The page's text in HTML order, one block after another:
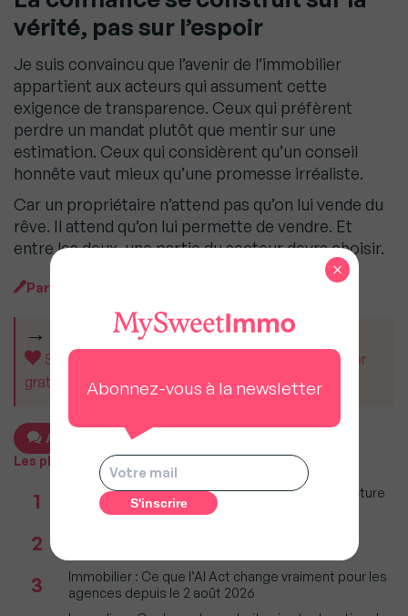
vérité, pas sur l’espoir
Je suis convaincu que l’avenir de l’immobilier
appartient aux acteurs qui assument cette
exigence de transparence. Ceux qui préfèrent
perdre un mandat plutôt que mentir sur une
estimation. Ceux qui considèrent qu’un conseil
honnête vaut mieux qu’une promesse irréaliste.
Car un propriétaire n’attend pas qu’on lui vende du
rêve. Il attend qu’on lui permette de vendre. Et
entre les deux, une partie du secteur devra choisir.
Par
CET ARTICLE VOUS A AIDÉ ?
Soutenez MySweetImmo et aidez-nous à rester
gratuit pour tous.
Ajouter un commentaire
Les plus populaires
1
Taxe foncière 2026 : Ces grandes villes où la facture
restera parmi les plus lourdes
2
3
Immobilier : Ce que l’AI Act change vraiment pour les
agences depuis le 2 août 2026
Abonnez-vous à la newsletter
×